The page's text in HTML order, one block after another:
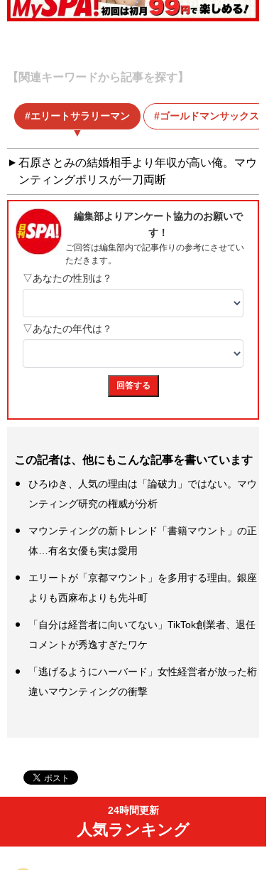
【関連キーワードから記事を探す】
エリートサラリーマン ゴールドマンサックス
石原さとみの結婚相手より年収が高い俺。マウ
ンティングポリスが一刀両断
この記者は、他にもこんな記事を書いています
ひろゆき、人気の理由は「論破力」ではない。マウ
ンティング研究の権威が分析
マウンティングの新トレンド「書籍マウント」の正
体…有名女優も実は愛用
エリートが「京都マウント」を多用する理由。銀座
よりも西麻布よりも先斗町
「自分は経営者に向いてない」TikTok創業者、退任
コメントが秀逸すぎたワケ
「逃げるようにハーバード」女性経営者が放った桁
違いマウンティングの衝撃
24時間更新
人気ランキング